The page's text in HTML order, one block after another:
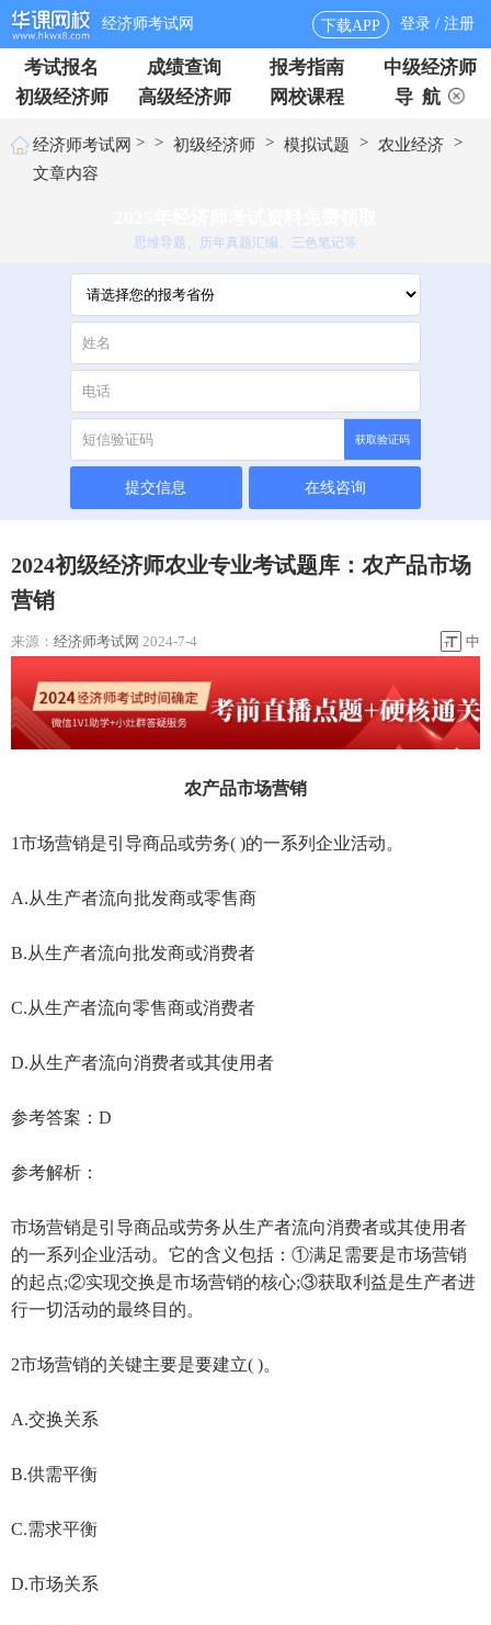
经济师考试网 下载APP 登录 / 注册
考试报名 成绩查询 报考指南
中级经济师
初级经济师
高级经济师 网校课程 导 航
经济师考试网 > > 初级经济师 > 模拟试题 > 农业经济 >
文章内容
思维导题、历年真题汇编、三色笔记等
获取验证码
提交信息 在线咨询
2024初级经济师农业专业考试题库：农产品市场
营销
来源： 经济师考试网 2024-7-4 中
农产品市场营销
1市场营销是引导商品或劳务( )的一系列企业活动。
A.从生产者流向批发商或零售商
B.从生产者流向批发商或消费者
C.从生产者流向零售商或消费者
D.从生产者流向消费者或其使用者
参考答案：D
参考解析：
市场营销是引导商品或劳务从生产者流向消费者或其使用者
的一系列企业活动。它的含义包括：①满足需要是市场营销
的起点;②实现交换是市场营销的核心;③获取利益是生产者进
行一切活动的最终目的。
2市场营销的关键主要是要建立( )。
A.交换关系
B.供需平衡
C.需求平衡
D.市场关系